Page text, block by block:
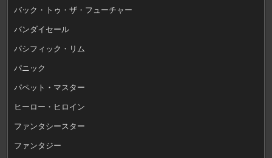
バック・トゥ・ザ・フューチャー
バンダイセール
パシフィック・リム
パニック
パペット・マスター
ヒーロー・ヒロイン
ファンタシースター
ファンタジー